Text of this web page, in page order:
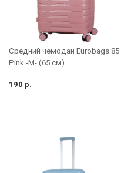
Средний чемодан Eurobags 85
Pink -M- (65 см)
190 р.